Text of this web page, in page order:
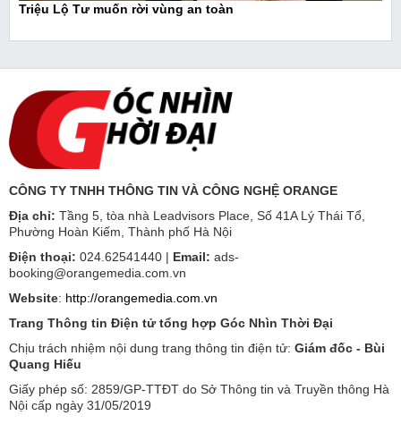
Triệu Lộ Tư muốn rời vùng an toàn
CÔNG TY TNHH THÔNG TIN VÀ CÔNG NGHỆ ORANGE
Địa chỉ: Tầng 5, tòa nhà Leadvisors Place, Số 41A Lý Thái Tổ,
Phường Hoàn Kiếm, Thành phố Hà Nội
Điện thoại: 024.62541440 | Email: ads-
booking@orangemedia.com.vn
Website: http://orangemedia.com.vn
Trang Thông tin Điện tử tổng hợp Góc Nhìn Thời Đại
Chịu trách nhiệm nội dung trang thông tin điện tử: Giám đốc - Bùi
Quang Hiếu
Giấy phép số: 2859/GP-TTĐT do Sở Thông tin và Truyền thông Hà
Nội cấp ngày 31/05/2019